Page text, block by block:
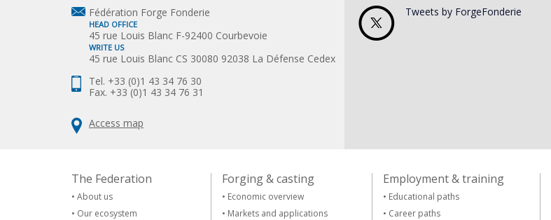
Fédération Forge Fonderie
HEAD OFFICE
45 rue Louis Blanc F-92400 Courbevoie
WRITE US
45 rue Louis Blanc CS 30080 92038 La Défense Cedex
Tel. +33 (0)1 43 34 76 30
Fax. +33 (0)1 43 34 76 31
Access map
Tweets by ForgeFonderie
The Federation
• About us
• Our ecosystem
Forging & casting
• Economic overview
• Markets and applications
Employment & training
• Educational paths
• Career paths